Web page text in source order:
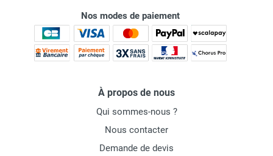
Nos modes de paiement
À propos de nous
Qui sommes-nous ?
Nous contacter
Demande de devis